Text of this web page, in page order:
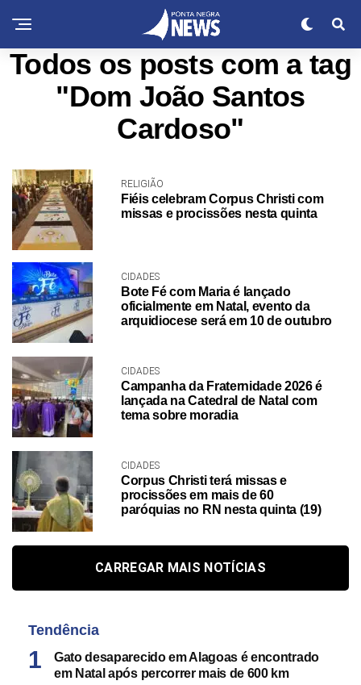
Todos os posts com a tag
"Dom João Santos
Cardoso"
RELIGIÃO
Fiéis celebram Corpus Christi com
missas e procissões nesta quinta
CIDADES
Bote Fé com Maria é lançado
oficialmente em Natal, evento da
arquidiocese será em 10 de outubro
CIDADES
Campanha da Fraternidade 2026 é
lançada na Catedral de Natal com
tema sobre moradia
CIDADES
Corpus Christi terá missas e
procissões em mais de 60
paróquias no RN nesta quinta (19)
CARREGAR MAIS NOTÍCIAS
Tendência
Gato desaparecido em Alagoas é encontrado
em Natal após percorrer mais de 600 km